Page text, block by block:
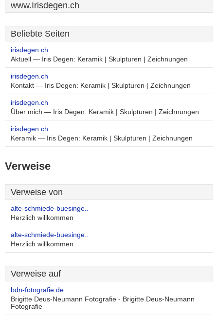
www.Irisdegen.ch
Beliebte Seiten
irisdegen.ch
Aktuell — Iris Degen: Keramik | Skulpturen | Zeichnungen
irisdegen.ch
Kontakt — Iris Degen: Keramik | Skulpturen | Zeichnungen
irisdegen.ch
Über mich — Iris Degen: Keramik | Skulpturen | Zeichnungen
irisdegen.ch
Keramik — Iris Degen: Keramik | Skulpturen | Zeichnungen
Verweise
Verweise von
alte-schmiede-buesinge..
Herzlich willkommen
alte-schmiede-buesinge..
Herzlich willkommen
Verweise auf
bdn-fotografie.de
Brigitte Deus-Neumann Fotografie - Brigitte Deus-Neumann
Fotografie